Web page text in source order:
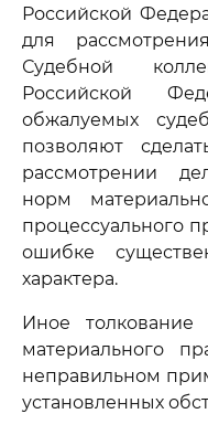
Российской
для
Судебной
Российской
обжалуемых
позволяют
рассмотрении
норм
процессуального
ошибке
характера.
Иное
материального
неправильном
установленных